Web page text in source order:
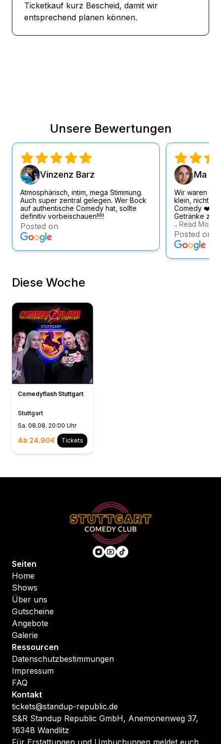
Ticketkauf kurz Bescheid, damit wir
entsprechend planen können.
Unsere Bewertungen
Vinzenz Barz
Atmosphärisch, intim, mega Stimmung.
Auch super zentral gelegen. Wer Bock
auf authentische Comedy hat, sollte
definitiv vorbeischauen!!!!!
Posted on
Ma Si
Wir waren
klein, nicht zu
Comedy ❤️
Getränke
.. Read More
Posted on
Diese Woche
Comedyflash Stuttgart
Stuttgart
Sa. 08.08. 20:00 Uhr
Ab 24.90€ Tickets
Seiten
Home
Shows
Über uns
Gutscheine
Angebote
Galerie
Ressourcen
Datenschutzbestimmungen
Impressum
FAQ
Kontakt
tickets@standup-republic.de
S&R Standup Republic GmbH, Anemonenweg 37,
16348 Wandlitz
Für Erstattungen und Umbuchungen meldet euch